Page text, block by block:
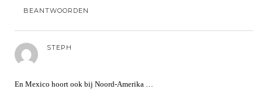
BEANTWOORDEN
STEPH
En Mexico hoort ook bij Noord-Amerika …